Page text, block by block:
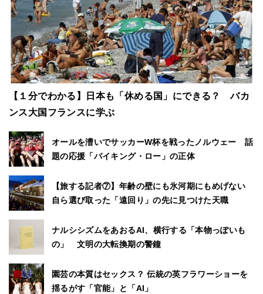
【１分でわかる】日本も「休める国」にできる？ バカ
ンス大国フランスに学ぶ
オールを漕いでサッカーW杯を戦ったノルウェー 話
題の応援「バイキング・ロー」の正体
【旅する記者⑦】年齢の壁にも氷河期にもめげない
自ら選び取った「遠回り」の先に見つけた天職
ナルシシズムをあおるAI、横行する「本物っぽいも
の」 文明の大転換期の警鐘
園芸の本質はセックス？ 伝統の英フラワーショーを
揺るがす「官能」と「AI」